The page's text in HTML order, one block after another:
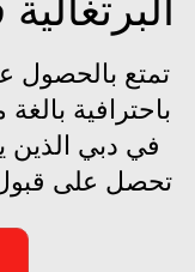
تمتع بالحصول
باحترافية
في دبي
تحصل على